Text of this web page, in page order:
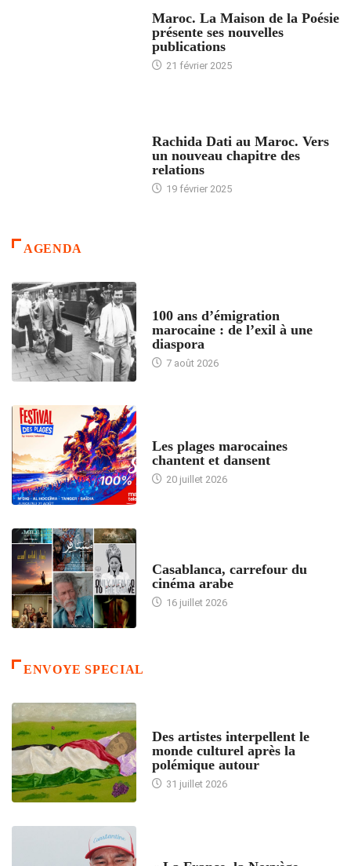
Maroc. La Maison de la Poésie
présente ses nouvelles
publications
21 février 2025
Rachida Dati au Maroc. Vers
un nouveau chapitre des
relations
19 février 2025
AGENDA
100 ans d’émigration
marocaine : de l’exil à une
diaspora
7 août 2026
Les plages marocaines
chantent et dansent
20 juillet 2026
Casablanca, carrefour du
cinéma arabe
16 juillet 2026
ENVOYE SPECIAL
Des artistes interpellent le
monde culturel après la
polémique autour
31 juillet 2026